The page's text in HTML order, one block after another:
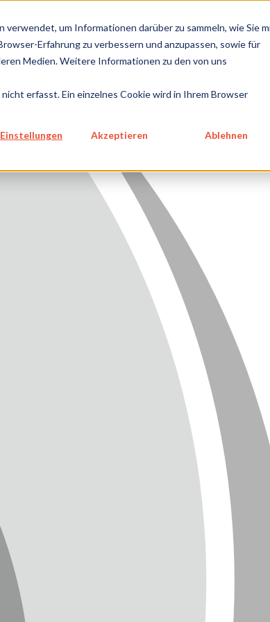
um Informationen darüber zu sammeln, wie Sie
Erfahrung zu verbessern und anzupassen, sowie für
Medien. Weitere Informationen zu den von uns
erfasst. Ein einzelnes Cookie wird in Ihrem Browser
Akzeptieren Ablehnen
IVD
LÖSUNGEN
LÖSUNGEN